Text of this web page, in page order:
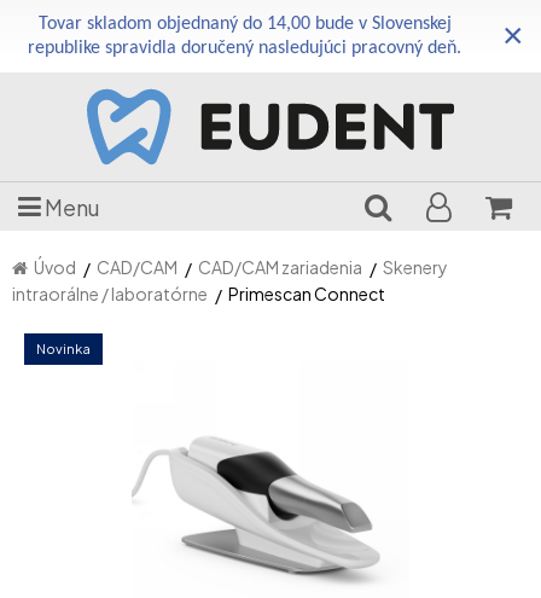
Tovar skladom objednaný do 14,00 bude v Slovenskej
republike spravidla doručený nasledujúci pracovný deň.
×
Menu
Úvod CAD/CAM CAD/CAM zariadenia
Skenery
intraorálne / laboratórne
Primescan Connect
Novinka